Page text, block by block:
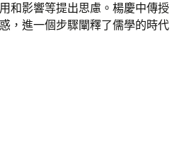
和影響等提出思慮。楊慶中傳授
，進一個步驟闡釋了儒學的時代